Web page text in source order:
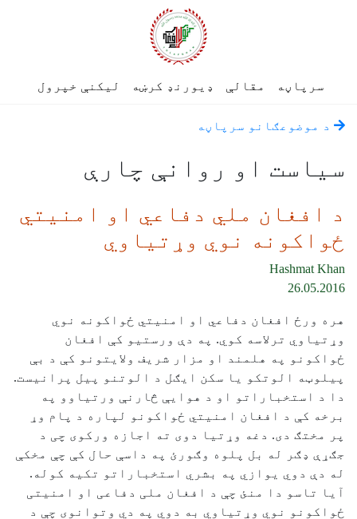
سرپاڼه مقالې ډیورنډ کرښه لیکنې خپرول
د موضوعګانو سرپاڼه
سياست او روانې چارې
د افغان ملي دفاعي او امنیتي
ځواکونه نوي وړتیاوي
Hashmat Khan
26.05.2016
هره ورځ افغان دفاعي او امنیتي ځواکونه نوي
وړتیاوي ترلاسه کوي. په دې ورستیو کې افغان
ځواکونو په هلمند او مزار شریف ولایتونو کې د بې
پیلوټه الوتکو یا سکن ایګل د الوتنو پیل پرانیست.
دا د استخباراتو او د هوایې څارنې ورتیاوو په
برخه کې د افغان امنیتي ځواکونو لپاره د پام وړ
پر مختګ دی. دغه وړتیا دوی ته اجازه ورکوی چی د
جګړې ډګر له بل پلوه وګورئ په داسې حال کې چې مخکې
له دې دوي یوازي په بشري استخباراتو تکیه کوله.
آیا تاسو دا منئ چې د افغان ملی دفاعی او امنیتی
ځواکونو نوي وړتیاوي به دوي په دي وتوانوی چې د